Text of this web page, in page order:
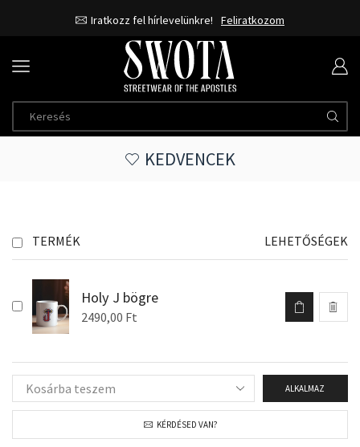
Iratkozz fel hírlevelünkre! Feliratkozom
KEDVENCEK
TERMÉK LEHETŐSÉGEK
Holy J bögre
2490,00 Ft
ALKALMAZ
KÉRDÉSED VAN?